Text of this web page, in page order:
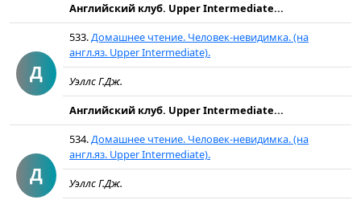
Английский клуб. Upper Intermediate...
Д
533.Домашнее чтение. Человек-невидимка. (на
англ.яз. Upper Intermediate).
Уэллс Г.Дж.
Английский клуб. Upper Intermediate...
Д
534.Домашнее чтение. Человек-невидимка. (на
англ.яз. Upper Intermediate).
Уэллс Г.Дж.